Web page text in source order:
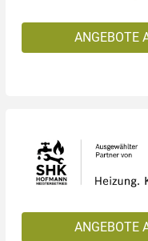
ANGEBOTE
ANGEBOTE